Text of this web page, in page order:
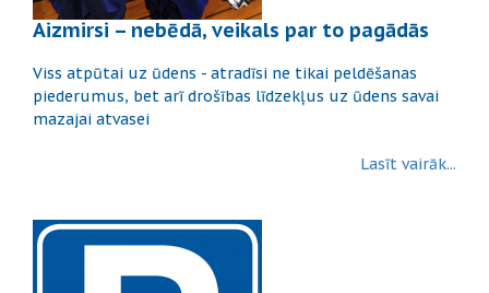
Aizmirsi – nebēdā, veikals par to pagādās
Viss atpūtai uz ūdens - atradīsi ne tikai peldēšanas
piederumus, bet arī drošības līdzekļus uz ūdens savai
mazajai atvasei
Lasīt vairāk...